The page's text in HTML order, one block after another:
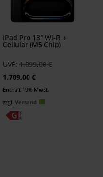
iPad Pro 13″ Wi-Fi +
Cellular (M5 Chip)
UVP: 1.899,00€Ursprünglicher
1.709,00€Aktueller
Preis
ist:
Enthält 19% MwSt.
zzgl.Versand